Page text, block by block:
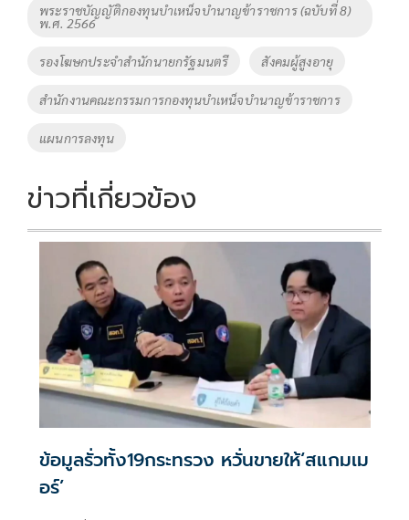
k k
พระราชบัญญัติกองทุนบำเหน็จบำนาญข้าราชการ (ฉบับที่ 8)
พ.ศ. 2566
รองโฆษกประจำสำนักนายกรัฐมนตรี สังคมผู้สูงอายุ
สำนักงานคณะกรรมการกองทุนบำเหน็จบำนาญข้าราชการ
แผนการลงทุน
ข่าวที่เกี่ยวข้อง
ข้อมูลรั่วทั้ง19กระทรวง หวั่นขายให้‘สแกมเม
อร์’